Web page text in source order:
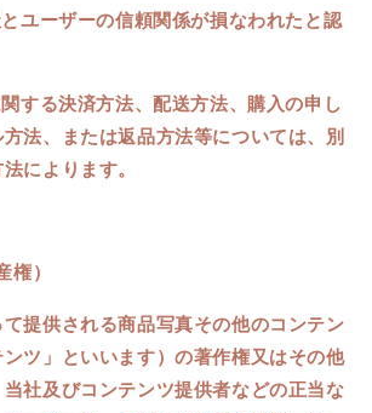
ユーザーの信頼関係が損なわれたと認
する決済方法、配送方法、購入の申し
法、または返品方法等については、別
によります。
）
提供される商品写真その他のコンテン
ツ」といいます）の著作権又はその他
社及びコンテンツ提供者などの正当な